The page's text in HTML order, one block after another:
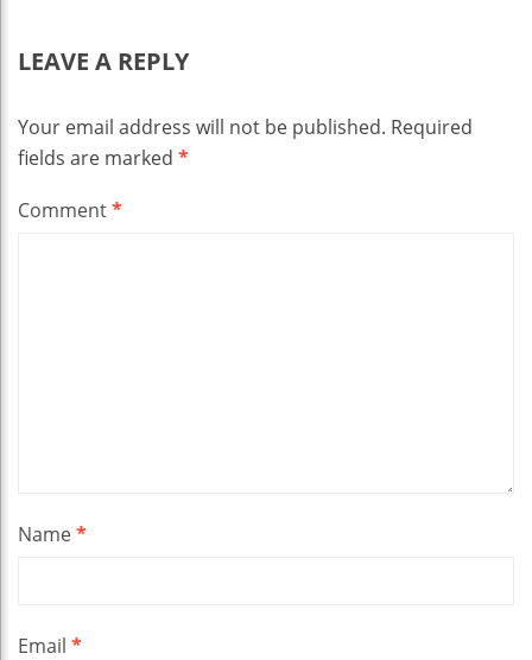
LEAVE A REPLY
Your email address will not be published. Required
fields are marked *
Comment*
Name*
Email *